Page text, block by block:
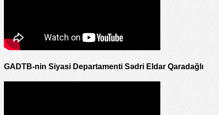
GADTB-nin Siyasi Departamenti Sədri Eldar Qaradağlı